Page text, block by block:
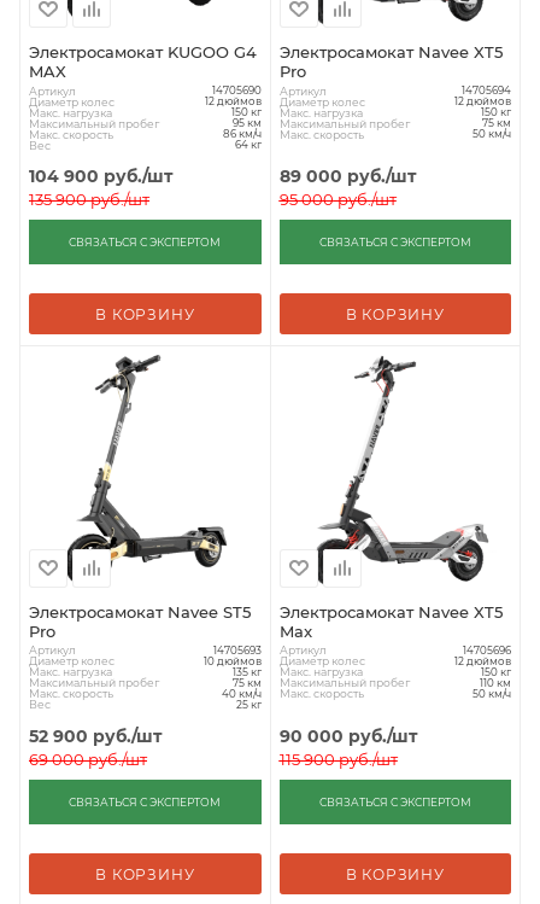
Электросамокат KUGOO G4
MAX
Артикул 14705690
Диаметр колес 12 дюймов
Макс. нагрузка 150 кг
Максимальный пробег 95 км
Макс. скорость 86 км/ч
Вес 64 кг
104 900 руб./шт
135 900руб./шт
СВЯЗАТЬСЯ С ЭКСПЕРТОМ
В КОРЗИНУ
Электросамокат Navee XT5
Pro
Артикул 14705694
Диаметр колес 12 дюймов
Макс. нагрузка 150 кг
Максимальный пробег 75 км
Макс. скорость 50 км/ч
89 000 руб./шт
95 000руб./шт
СВЯЗАТЬСЯ С ЭКСПЕРТОМ
В КОРЗИНУ
Электросамокат Navee ST5
Pro
Артикул 14705693
Диаметр колес 10 дюймов
Макс. нагрузка 135 кг
Максимальный пробег 75 км
Макс. скорость 40 км/ч
Вес 25 кг
52 900 руб./шт
69 000руб./шт
СВЯЗАТЬСЯ С ЭКСПЕРТОМ
В КОРЗИНУ
Электросамокат Navee XT5
Max
Артикул 14705696
Диаметр колес 12 дюймов
Макс. нагрузка 150 кг
Максимальный пробег 110 км
Макс. скорость 50 км/ч
90 000 руб./шт
115 900руб./шт
СВЯЗАТЬСЯ С ЭКСПЕРТОМ
В КОРЗИНУ